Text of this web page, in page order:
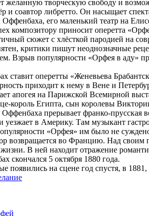
желанную творческую свободу и
и соавтор либретто. Он насыщает
его маленький театр на
композитору приносит оперетта
сюжет с хлёсткой пародией на
критики пишут неоднозначные
Взрыв популярности «Орфея в аду»
оперетты «Женевьева
приходит к нему в Вене и
апогея на Парижской Всемирной
король Египта, сын королевы
прерывает франко-прусская
и уезжает в Америку. Там музыкант
«Орфея» им было не
возвращается во Францию. Над
В ней находит отражение
скончался 5 октября 1880 года.
появились на сцене год спустя, в